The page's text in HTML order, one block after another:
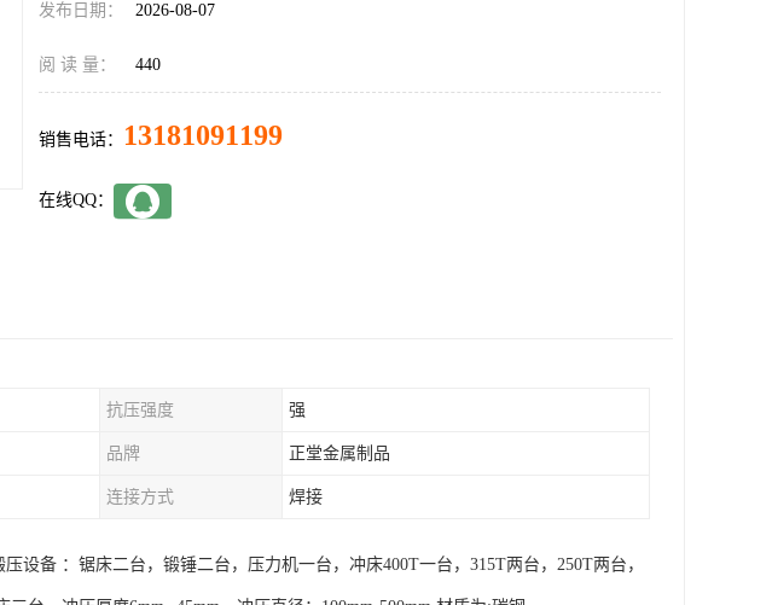
发布日期： 2026-08-07
阅 读 量： 440
销售电话： 13181091199
在线QQ：
抗压强度 强
品牌 正堂金属制品
连接方式 焊接
设备 ：锯床二台，锻锤二台，压力机一台，冲床400T一台，315T两台，250T两台，